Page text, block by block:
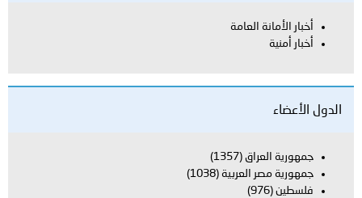
أخبار الأمانة العامة
أخبار أمنية
الدول الأعضاء
جمهورية العراق (1357)
جمهورية مصر العربية (1038)
فلسطين (976)